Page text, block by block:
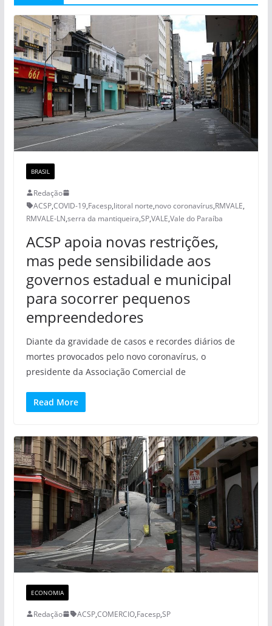
BRASIL
Redação
ACSP,COVID-19,Facesp,litoral norte,novo coronavírus,RMVALE,
RMVALE-LN,serra da mantiqueira,SP,VALE,Vale do Paraíba
ACSP apoia novas restrições,
mas pede sensibilidade aos
governos estadual e municipal
para socorrer pequenos
empreendedores
Diante da gravidade de casos e recordes diários de
mortes provocados pelo novo coronavírus, o
presidente da Associação Comercial de
Read More
ECONOMIA
Redação ACSP,COMERCIO,Facesp,SP